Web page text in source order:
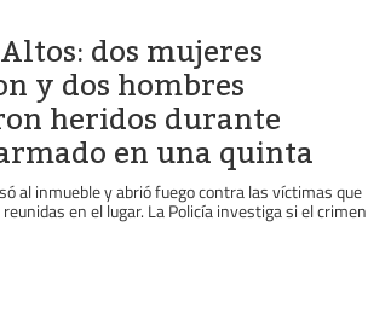
dos mujeres
y dos hombres
heridos durante
en una quinta
al inmueble y abrió fuego contra las víctimas que
en el lugar. La Policía investiga si el crimen